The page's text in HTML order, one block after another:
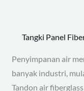
Tangki Panel
Penyimpanan air
banyak industri,
Tandon air